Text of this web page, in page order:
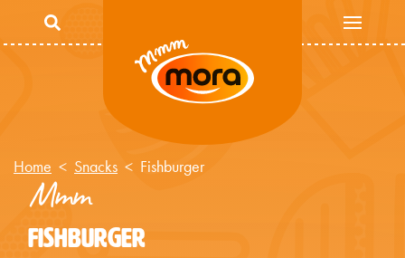
Overslaan en naar de inhoud gaan
Home Snacks Fishburger
Mmm
FISHBURGER